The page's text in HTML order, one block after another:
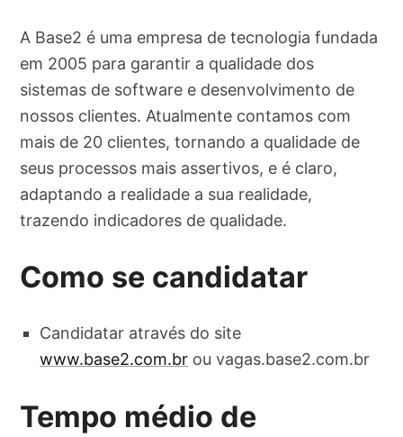
A Base2 é uma empresa de tecnologia fundada
em 2005 para garantir a qualidade dos
sistemas de software e desenvolvimento de
nossos clientes. Atualmente contamos com
mais de 20 clientes, tornando a qualidade de
seus processos mais assertivos, e é claro,
adaptando a realidade a sua realidade,
trazendo indicadores de qualidade.
Como se candidatar
Candidatar através do site
www.base2.com.br ou vagas.base2.com.br
Tempo médio de